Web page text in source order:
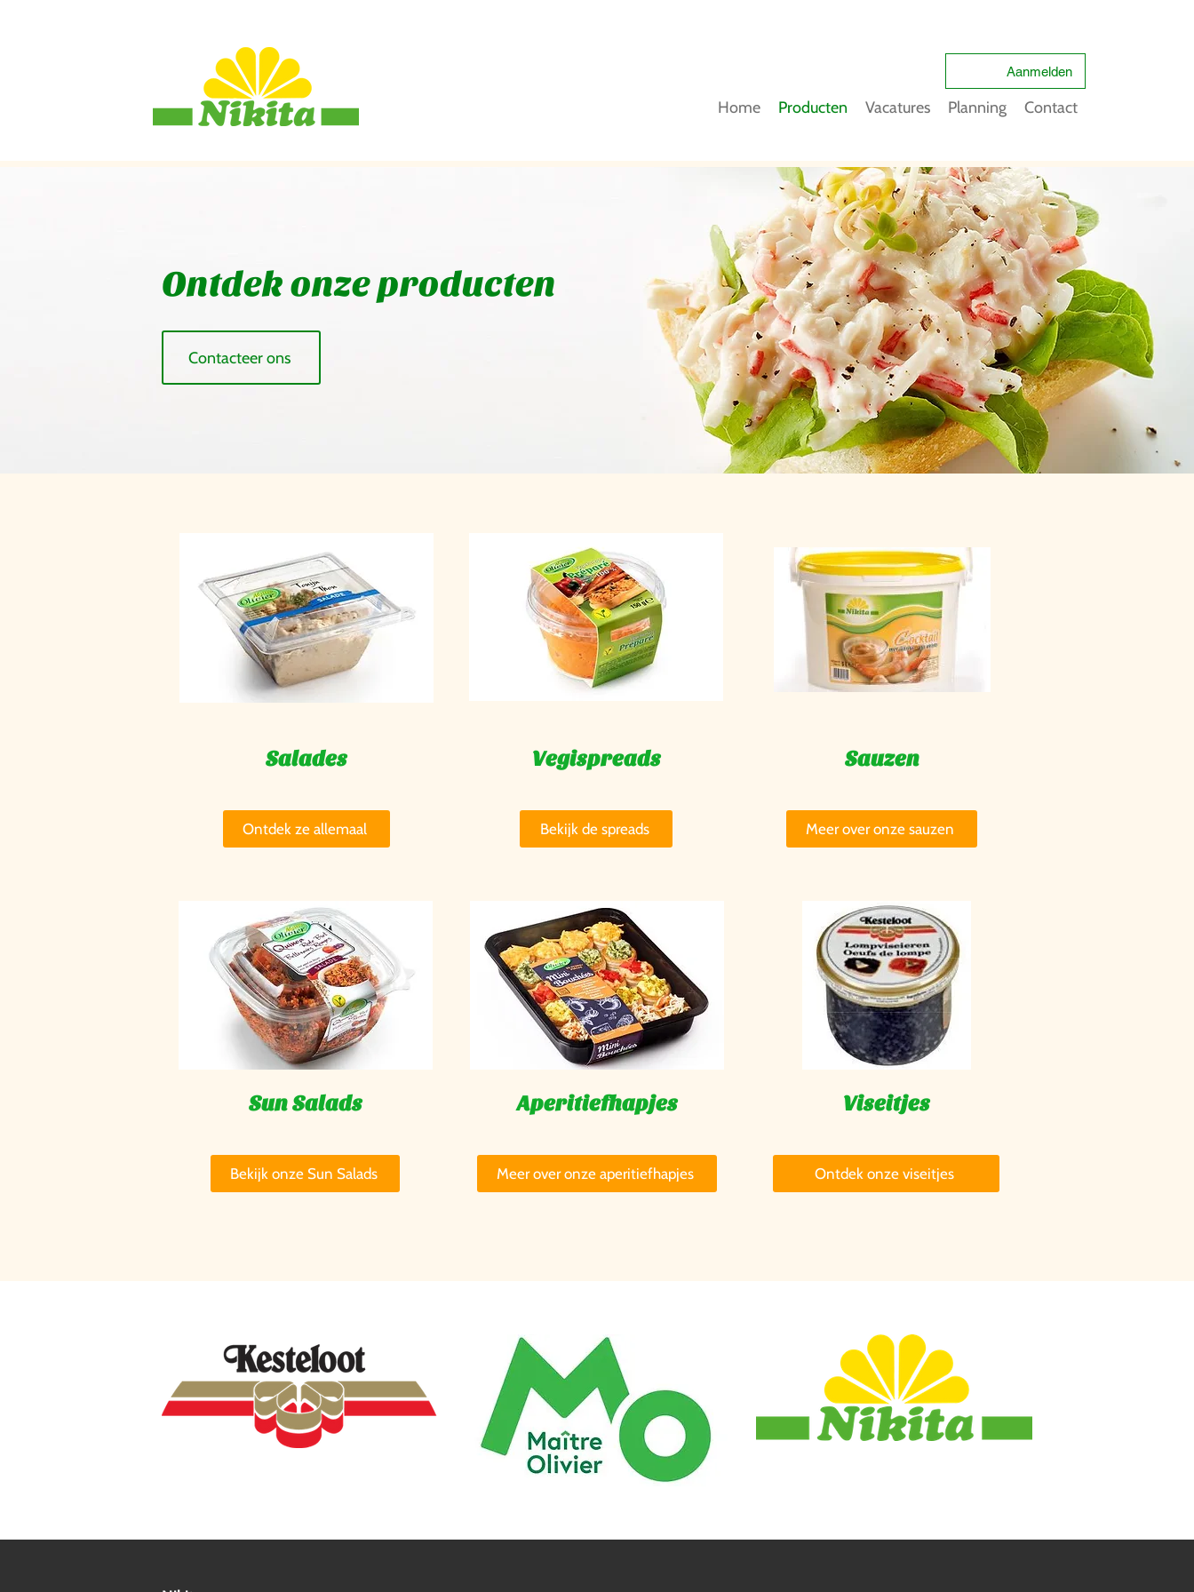
Aanmelden
Home Producten Vacatures Planning Contact
Ontdek onze producten
Contacteer ons
Salades
Ontdek ze allemaal
Sun Salads
Bekijk onze Sun Salads
Vegispreads
Bekijk de spreads
Aperitiefhapjes
Meer over onze aperitiefhapjes
Sauzen
Meer over onze sauzen
Viseitjes
Ontdek onze viseitjes